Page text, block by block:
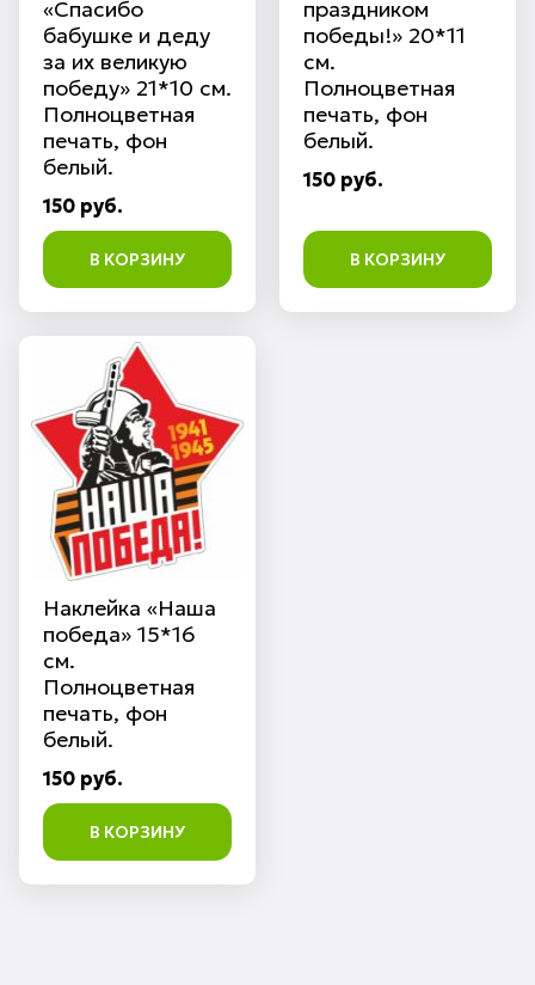
«Спасибо
бабушке и деду
за их великую
победу» 21*10 см.
Полноцветная
печать, фон
белый.
150 руб.
В КОРЗИНУ
праздником
победы!» 20*11
см.
Полноцветная
печать, фон
белый.
150 руб.
В КОРЗИНУ
Наклейка «Наша
победа» 15*16
см.
Полноцветная
печать, фон
белый.
150 руб.
В КОРЗИНУ